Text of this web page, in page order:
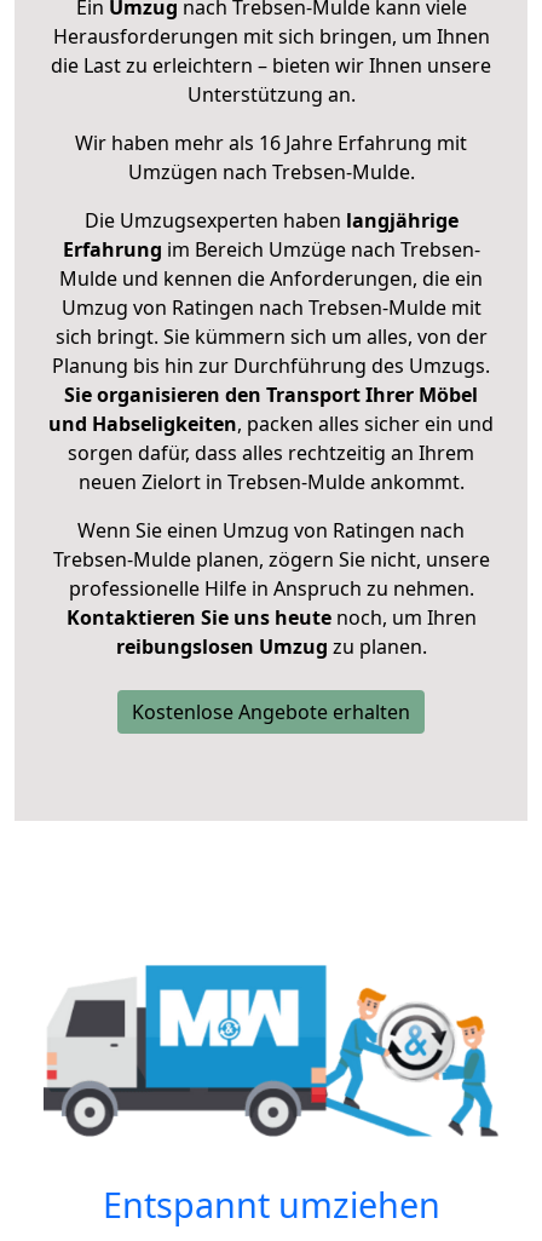
Ein Umzug nach Trebsen-Mulde kann viele
Herausforderungen mit sich bringen, um Ihnen
die Last zu erleichtern – bieten wir Ihnen unsere
Unterstützung an.
Wir haben mehr als 16 Jahre Erfahrung mit
Umzügen nach Trebsen-Mulde.
Die Umzugsexperten haben langjährige
Erfahrung im Bereich Umzüge nach Trebsen-
Mulde und kennen die Anforderungen, die ein
Umzug von Ratingen nach Trebsen-Mulde mit
sich bringt. Sie kümmern sich um alles, von der
Planung bis hin zur Durchführung des Umzugs.
Sie organisieren den Transport Ihrer Möbel
und Habseligkeiten, packen alles sicher ein und
sorgen dafür, dass alles rechtzeitig an Ihrem
neuen Zielort in Trebsen-Mulde ankommt.
Wenn Sie einen Umzug von Ratingen nach
Trebsen-Mulde planen, zögern Sie nicht, unsere
professionelle Hilfe in Anspruch zu nehmen.
Kontaktieren Sie uns heutenoch, um Ihren
reibungslosen Umzug zu planen.
Kostenlose Angebote erhalten
Entspannt umziehen